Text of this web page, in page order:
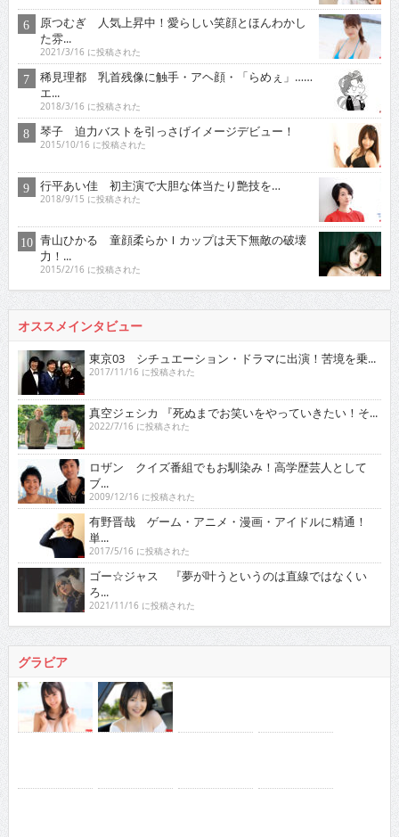
原つむぎ 人気上昇中！愛らしい笑顔とほんわかし
た雰...
2021/3/16 に投稿された
稀見理都 乳首残像に触手・アヘ顔・「らめぇ」……
エ...
2018/3/16 に投稿された
琴子 迫力バストを引っさげイメージデビュー！
2015/10/16 に投稿された
行平あい佳 初主演で大胆な体当たり艶技を…
2018/9/15 に投稿された
青山ひかる 童顔柔らかＩカップは天下無敵の破壊
力！...
2015/2/16 に投稿された
オススメインタビュー
東京03 シチュエーション・ドラマに出演！苦境を乗...
2017/11/16 に投稿された
真空ジェシカ 『死ぬまでお笑いをやっていきたい！そ...
2022/7/16 に投稿された
ロザン クイズ番組でもお馴染み！高学歴芸人として
ブ...
2009/12/16 に投稿された
有野晋哉 ゲーム・アニメ・漫画・アイドルに精通！
単...
2017/5/16 に投稿された
ゴー☆ジャス 『夢が叶うというのは直線ではなくい
ろ...
2021/11/16 に投稿された
グラビア